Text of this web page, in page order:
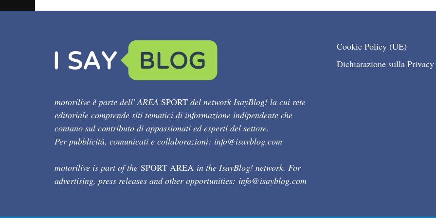
motorilive è parte dell' AREA SPORT del network IsayBlog! la cui rete
editoriale comprende siti tematici di informazione indipendente che
contano sul contributo di appassionati ed esperti del settore.
Per pubblicità, comunicati e collaborazioni: info@isayblog.com
motorilive is part of the SPORT AREA in the IsayBlog! network. For
advertising, press releases and other opportunities: info@isayblog.com
Cookie Policy (UE)
Dichiarazione sulla